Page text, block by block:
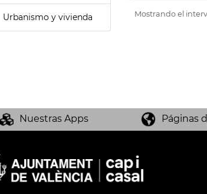
Urbanismo y vivienda Mostrando el
Nuestras Apps Páginas